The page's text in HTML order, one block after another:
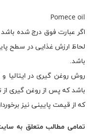
Pomece oil
اگر عبارت فوق درج شده
لحاظ ارزش غذایی در سطح
باشد.
روش روغن گیری در ایتالیا
باشد که پس از روغن گیری
که از قیمت پایینی نیز
تمامی مطالب متعلق به